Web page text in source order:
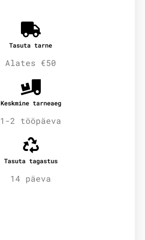
Tasuta tarne
Alates €50
Keskmine tarneaeg
1-2 tööpäeva
Tasuta tagastus
14 päeva